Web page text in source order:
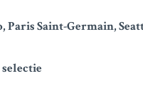
Saint-Germain,